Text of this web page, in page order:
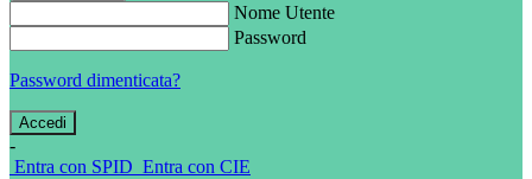
Nome Utente
Password
Password dimenticata?
-
Entra con SPID Entra con CIE